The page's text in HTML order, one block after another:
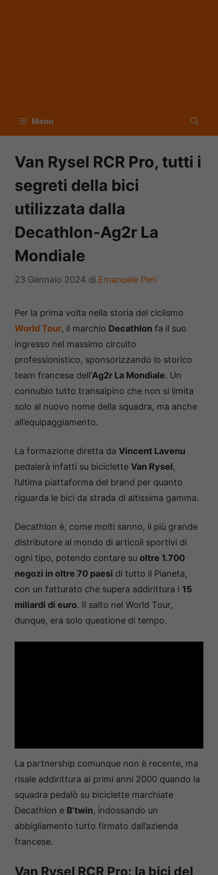
Menu
Van Rysel RCR Pro, tutti i
segreti della bici
utilizzata dalla
Decathlon-Ag2r La
Mondiale
23 Gennaio 2024 di Emanuele Peri
Per la prima volta nella storia del ciclismo
World Tour, il marchio Decathlon fa il suo
ingresso nel massimo circuito
professionistico, sponsorizzando lo storico
team francese dell’Ag2r La Mondiale. Un
connubio tutto transalpino che non si limita
solo al nuovo nome della squadra, ma anche
all’equipaggiamento.
La formazione diretta da Vincent Lavenu
pedalerà infatti su biciclette Van Rysel,
l’ultima piattaforma del brand per quanto
riguarda le bici da strada di altissima gamma.
Decathlon è, come molti sanno, il più grande
distributore al mondo di articoli sportivi di
ogni tipo, potendo contare su oltre 1.700
negozi in oltre 70 paesi di tutto il Pianeta,
con un fatturato che supera addirittura i 15
miliardi di euro. Il salto nel World Tour,
dunque, era solo questione di tempo.
La partnership comunque non è recente, ma
risale addirittura ai primi anni 2000 quando la
squadra pedalò su biciclette marchiate
Decathlon e B’twin, indossando un
abbigliamento tutto firmato dall’azienda
francese.
Van Rysel RCR Pro: la bici del